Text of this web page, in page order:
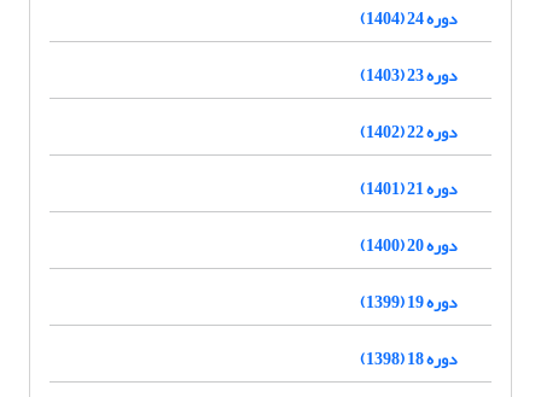
دوره 24 (1404)
دوره 23 (1403)
دوره 22 (1402)
دوره 21 (1401)
دوره 20 (1400)
دوره 19 (1399)
دوره 18 (1398)